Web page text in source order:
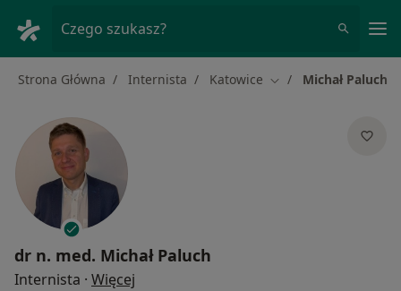
Czego szukasz?
Strona Główna Internista Katowice Zmień miasto
Michał Paluch
dr n. med. Michał Paluch
Internista · Więcej